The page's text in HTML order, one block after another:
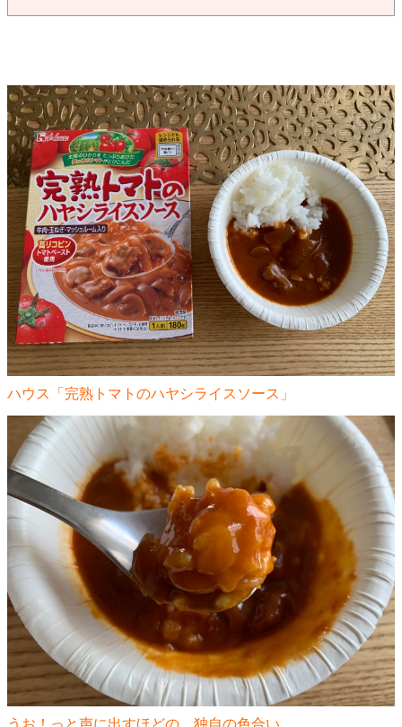
ハウス「完熟トマトのハヤシライスソース」
うお！っと声に出すほどの、独自の色合い。